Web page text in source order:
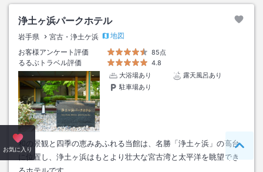
浄土ヶ浜パークホテル
岩手県 宮古・浄土ケ浜
地図
お客様アンケート評価
85点
るるぶトラベル評価
4.8
大浴場あり
露天風呂あり
駐車場あり
和の景観と四季の恵みあふれる当館は、名勝「浄土ヶ浜」の高台
に位置し、浄土ヶ浜はもとより壮大な宮古湾と太平洋を眺望でき
るホテルです。
お気に入り ペー